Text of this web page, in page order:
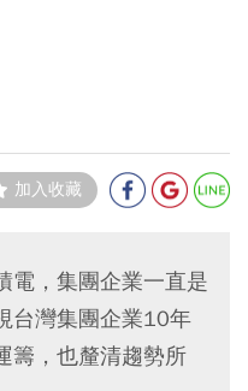
加入收藏
電，集團企業一直是
台灣集團企業10年
籌，也釐清趨勢所